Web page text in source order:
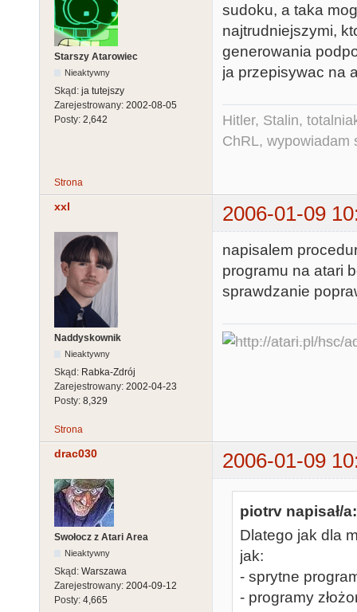
Starszy Atarowiec
Nieaktywny
Skąd: ja tutejszy
Zarejestrowany: 2002-08-05
Posty: 2,642
sudoku, a taka
najtrudniejszymi,
generowania
ja przepisywac na
Hitler, Stalin,
ChRL, wypowiadam
Strona
xxl 2006-01-09
Naddyskownik
Nieaktywny
Skąd: Rabka-Zdrój
Zarejestrowany: 2002-04-23
Posty: 8,329
napisalem
programu na atari
sprawdzanie
Strona
drac030 2006-01-09
Swołocz z Atari Area
Nieaktywny
Skąd: Warszawa
Zarejestrowany: 2004-09-12
Posty: 4,665
piotrv napisał/a:
Dlatego jak dla
jak:
- sprytne
- programy